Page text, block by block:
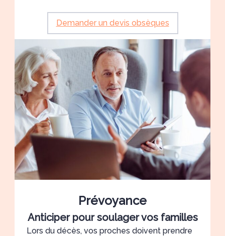
Demander un devis obsèques
Prévoyance
Anticiper pour soulager vos familles
Lors du décès, vos proches doivent prendre